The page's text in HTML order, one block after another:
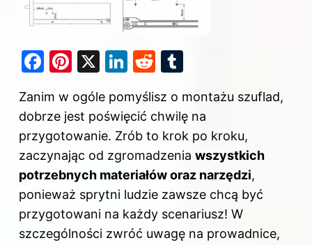
F
c
e
b
o
o
k
Pi
nt
er
e
st
X
Li
k
e
dI
n
R
d
di
t
m
bl
r
Zanim w ogóle pomyślisz o montażu szuflad,
dobrze jest poświęcić chwilę na
przygotowanie. Zrób to krok po kroku,
zaczynając od zgromadzenia wszystkich
potrzebnych materiałów oraz narzędzi,
ponieważ sprytni ludzie zawsze chcą być
przygotowani na każdy scenariusz! W
szczególności zwróć uwagę na prowadnice,